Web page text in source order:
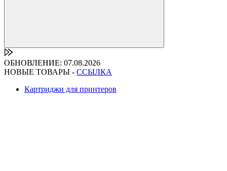
ОБНОВЛЕНИЕ: 07.08.2026
НОВЫЕ ТОВАРЫ - ССЫЛКА
Картриджи для принтеров